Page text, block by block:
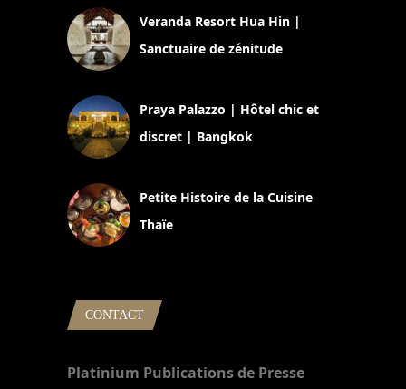
Veranda Resort Hua Hin |
Sanctuaire de zénitude
Praya Palazzo | Hôtel chic et
discret | Bangkok
Petite Histoire de la Cuisine
Thaïe
CONTACT
Platinium Publications de Presse